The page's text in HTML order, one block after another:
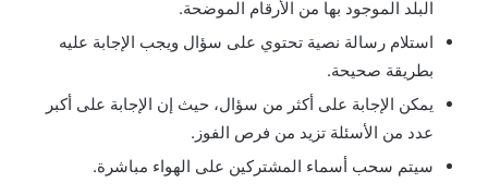
البلد الموجود بها من الأرقام الموضحة.
استلام رسالة نصية تحتوي على سؤال ويجب الإجابة عليه
بطريقة صحيحة.
يمكن الإجابة على أكثر من سؤال، حيث إن الإجابة على أكبر
عدد من الأسئلة تزيد من فرص الفوز.
سيتم سحب أسماء المشتركين على الهواء مباشرة.